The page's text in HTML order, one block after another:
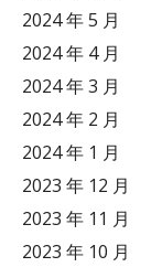
2024 年 5 月
2024 年 4 月
2024 年 3 月
2024 年 2 月
2024 年 1 月
2023 年 12 月
2023 年 11 月
2023 年 10 月